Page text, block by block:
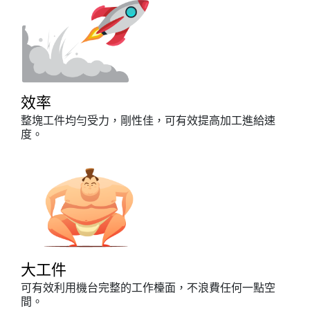
效率
整塊工件均勻受力，剛性佳，可有效提高加工進給速
度。
大工件
可有效利用機台完整的工作檯面，不浪費任何一點空
間。